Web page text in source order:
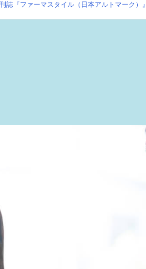
誌『ファーマスタイル（日本アルトマーク）』